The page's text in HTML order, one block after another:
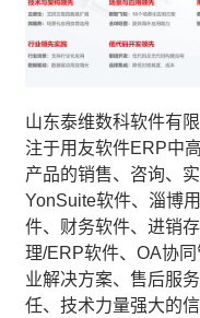
山东泰维数科软件有
注于用友软件ERP中
产品的销售、咨询、
YonSuite软件、 淄博
件、 财务软件、 进销
理/ERP软件、OA协
业解决方案、售后服
任、技术力量强大的